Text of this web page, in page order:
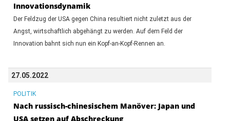
Innovationsdynamik
Der Feldzug der USA gegen China resultiert nicht zuletzt aus der
Angst, wirtschaftlich abgehängt zu werden. Auf dem Feld der
Innovation bahnt sich nun ein Kopf-an-Kopf-Rennen an.
27.05.2022
POLITIK
Nach russisch-chinesischem Manöver: Japan und
USA setzen auf Abschreckung